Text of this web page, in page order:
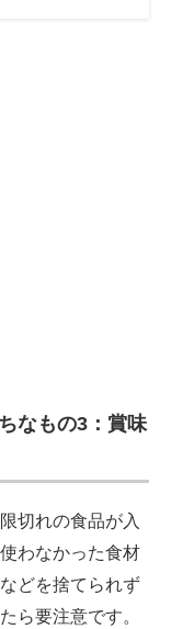
なもの3：賞味
切れの食品が入
わなかった食材
どを捨てられず
ら要注意です。